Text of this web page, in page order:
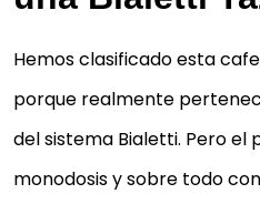
Hemos clasificado esta
porque realmente
del sistema Bialetti. Pero
monodosis y sobre todo